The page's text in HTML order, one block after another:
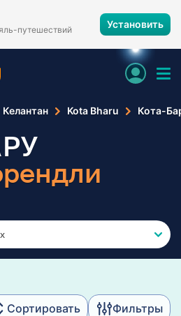
путешествий Установить
Келантан Kota Bharu Кота-
Сортировать Фильтры